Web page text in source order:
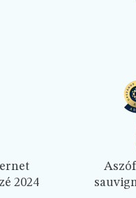
2024